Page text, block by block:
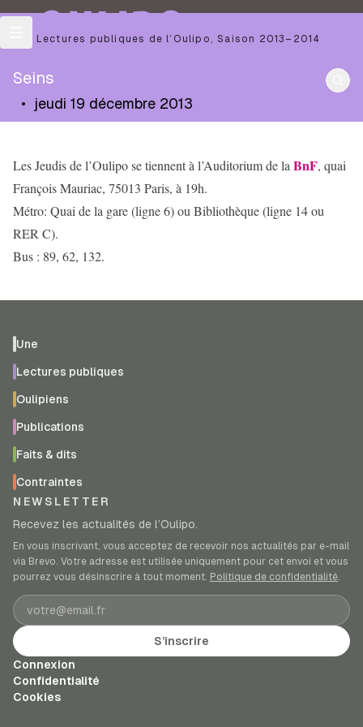
OULIPO
Les Lectures publiques de l’Oulipo ,Saison 2013–2014
Seins
• jeudi 19 décembre 2013
Les Jeudis de l’Oulipo se tiennent à l’Auditorium de la BnF, quai
François Mauriac, 75013 Paris, à 19h.
Métro: Quai de la gare (ligne 6) ou Bibliothèque (ligne 14 ou
RER C).
Bus : 89, 62, 132.
Une
Lectures publiques
Oulipiens
Publications
Faits & dits
Contraintes
NEWSLETTER
Recevez les actualités de l’Oulipo.
En vous inscrivant, vous acceptez de recevoir nos actualités par e-mail
via Brevo. Votre adresse est utilisée uniquement pour cet envoi et vous
pourrez vous désinscrire à tout moment. Politique de confidentialité.
Adresse e-mail
S’inscrire
Connexion
Confidentialité
Cookies